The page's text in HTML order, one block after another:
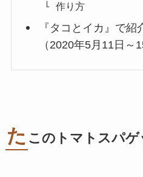
作り方
『タコとイカ』で
（2020年5月11日～
た このトマトスパゲ